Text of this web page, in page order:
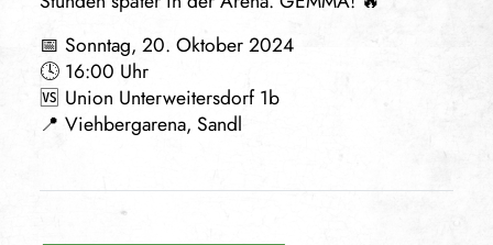
📅 Sonntag, 20. Oktober 2024
🕓 16:00 Uhr
🆚 Union Unterweitersdorf 1b
📍 Viehbergarena, Sandl